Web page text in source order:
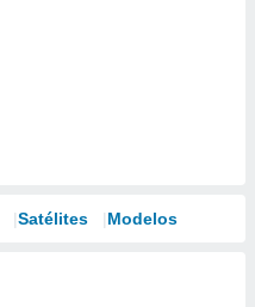
Satélites Modelos